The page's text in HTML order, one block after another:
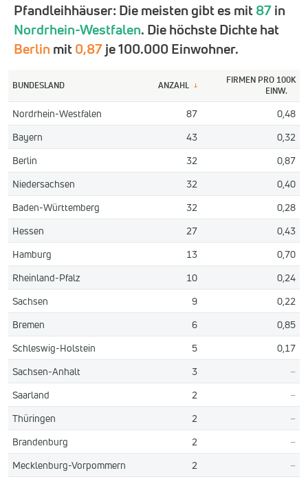
Pfandleihhäuser: Die meisten gibt es mit87in
Nordrhein-Westfalen. Die höchste Dichte hat
Berlin mit0,87je 100.000 Einwohner.
BUNDESLAND ANZAHL ↓
FIRMEN PRO 100K
EINW.
Nordrhein-Westfalen 87
0,48
Bayern
43
0,32
Berlin
32
0,87
Niedersachsen
32
0,40
Baden-Württemberg
32
0,28
Hessen
27
0,43
Hamburg
13
0,70
Rheinland-Pfalz
10
0,24
Sachsen
9
0,22
Bremen
6
0,85
Schleswig-Holstein
5
0,17
Sachsen-Anhalt
3
–
Saarland
2
–
Thüringen
2
–
Brandenburg
2
–
Mecklenburg-Vorpommern
2
–